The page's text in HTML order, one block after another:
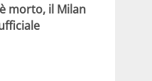
morto, il Milan